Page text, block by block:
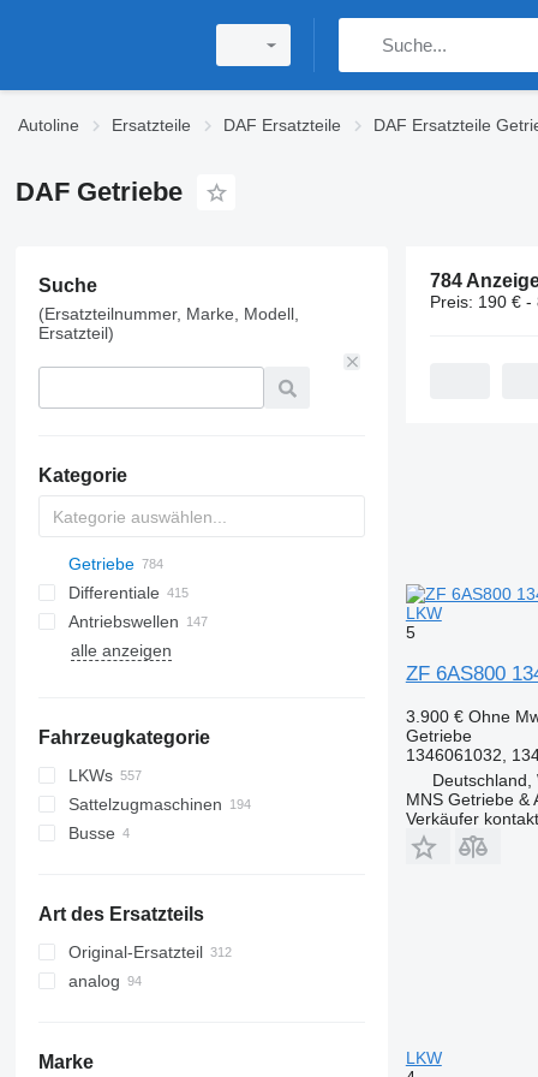
Autoline Ersatzteile DAF Ersatzteile DAF Ersatzteile
DAF Getriebe
Suche
(Ersatzteilnummer, Marke, Modell,
Ersatzteil)
Kategorie
Getriebe
Differentiale
Antriebswellen
alle anzeigen
Fahrzeugkategorie
LKWs
Sattelzugmaschinen
Busse
Art des Ersatzteils
Original-Ersatzteil
analog
Marke
784
Preis: 190 € -
LKW
5
ZF 6AS800
3.900 € Ohne
Getriebe
1346061032,
Deutschland,
MNS Getriebe &
Verkäufer
LKW